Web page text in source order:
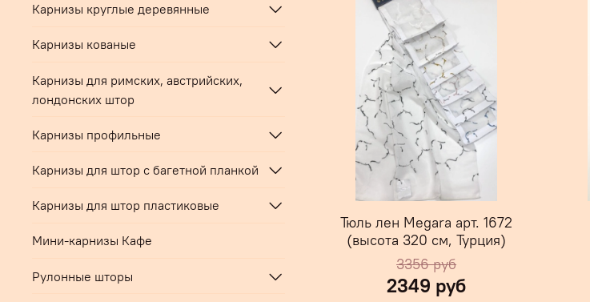
Тюль лен Megara арт. 1672
(высота 320 см, Турция)
3356 руб
2349 руб
Карнизы круглые деревянные
Карнизы кованые
Карнизы для римских, австрийских,
лондонских штор
Карнизы профильные
Карнизы для штор с багетной планкой
Карнизы для штор пластиковые
Мини-карнизы Кафе
Рулонные шторы